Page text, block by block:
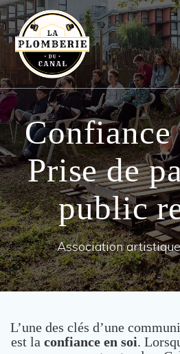
au
Confiance
Prise de
public
Association
L’une des clés d’une
est la confiance en soi.